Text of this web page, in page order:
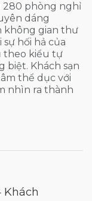
280 phòng nghỉ
dáng
không gian thư
hối hả của
theo kiểu tự
biệt. Khách sạn
thể dục với
nhìn ra thành
Khách